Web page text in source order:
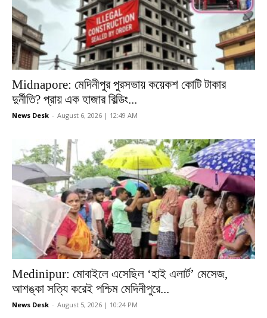
Midnapore: মেদিনীপুর পুরসভায় কয়েকশ কোটি টাকার
দুর্নীতি? প্রায় এক হাজার বিল্ডিং...
News Desk - August 6, 2026 | 12:49 AM
Medinipur: মোবাইলে এসেছিল ‘হাই এলার্ট’ মেসেজ,
আশঙ্কা সত্যি করেই পশ্চিম মেদিনীপুরে...
News Desk - August 5, 2026 | 10:24 PM